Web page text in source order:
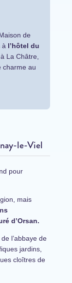
de
à l’hôtel du
à La Châtre,
charme au
le-Viel
pour
mais
d’Orsan.
l’abbaye de
jardins,
cloîtres de